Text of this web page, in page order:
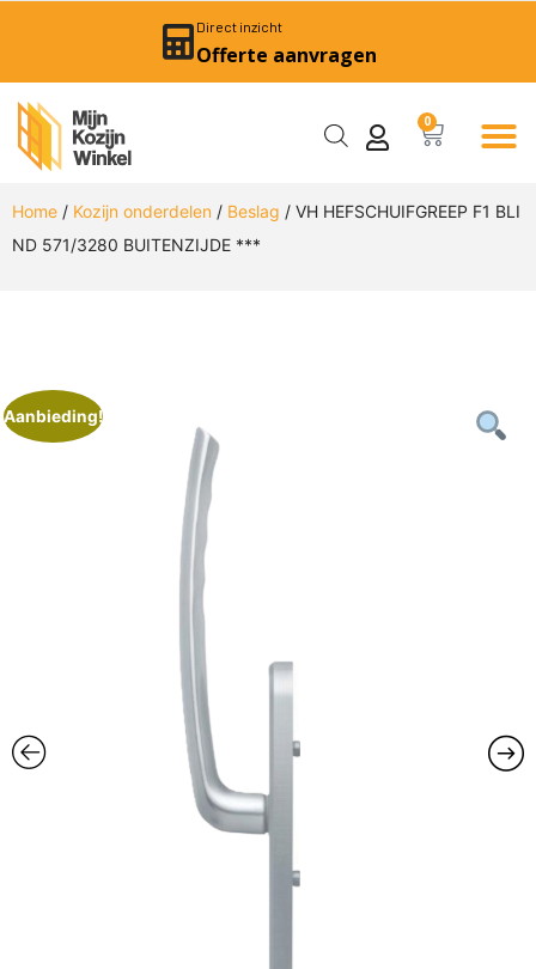
Direct inzicht
Offerte aanvragen
0
Home / Kozijn onderdelen / Beslag / VH HEFSCHUIFGREEP F1 BLI
ND 571/3280 BUITENZIJDE ***
Aanbieding!